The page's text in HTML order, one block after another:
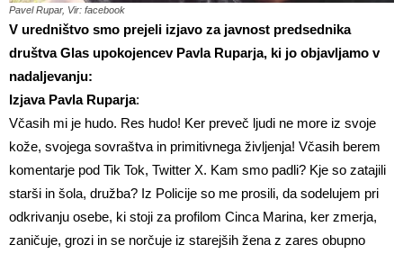
Pavel Rupar, Vir: facebook
V uredništvo smo prejeli izjavo za javnost predsednika
društva Glas upokojencev Pavla Ruparja, ki jo objavljamo v
nadaljevanju:
Izjava Pavla Ruparja:
Včasih mi je hudo. Res hudo! Ker preveč ljudi ne more iz svoje
kože, svojega sovraštva in primitivnega življenja! Včasih berem
komentarje pod Tik Tok, Twitter X. Kam smo padli? Kje so zatajili
starši in šola, družba? Iz Policije so me prosili, da sodelujem pri
odkrivanju osebe, ki stoji za profilom Cinca Marina, ker zmerja,
zaničuje, grozi in se norčuje iz starejših žena z zares obupno